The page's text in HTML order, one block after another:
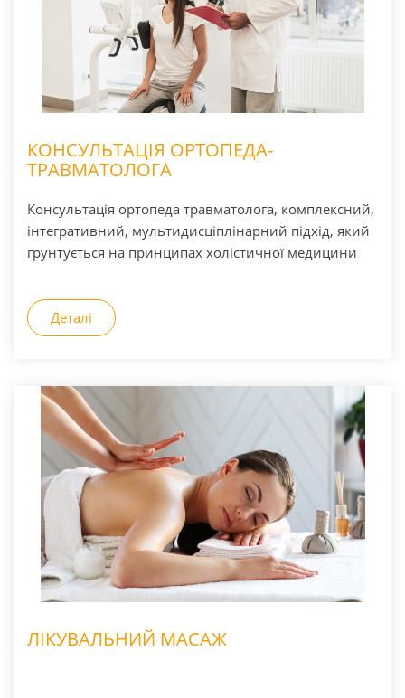
КОНСУЛЬТАЦІЯ ОРТОПЕДА-
ТРАВМАТОЛОГА
­Консультація ортопеда травматолога, комплексний,
інтегративний, мультидисціплінарний підхід, який
грунтується на принципах холістичної медицини
Деталі
ЛІКУВАЛЬНИЙ МАСАЖ